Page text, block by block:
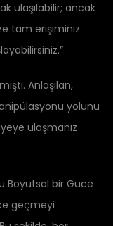
ulaşılabilir; ancak
tam erişiminiz
Anlaşılan,
yolunu
ulaşmanız
Boyutsal bir Güce
geçmeyi